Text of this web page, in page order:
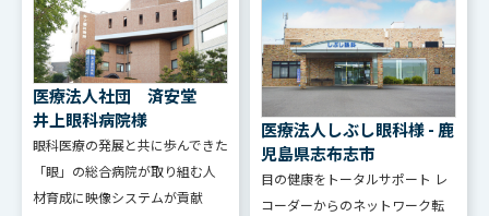
医療法人社団 済安堂
井上眼科病院様
眼科医療の発展と共に歩んできた
「眼」の総合病院が取り組む人
材育成に映像システムが貢献
医療法人しぶし眼科様 - 鹿
児島県志布志市
目の健康をトータルサポート レ
コーダーからのネットワーク転